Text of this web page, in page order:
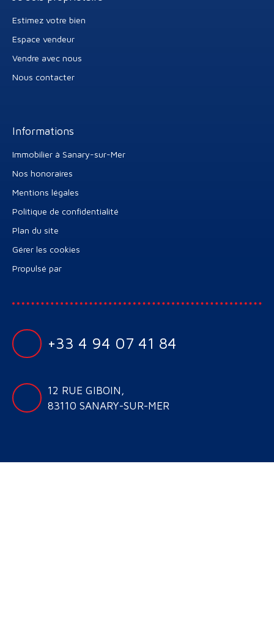
Estimez votre bien
Espace vendeur
Vendre avec nous
Nous contacter
Informations
Immobilier à Sanary-sur-Mer
Nos honoraires
Mentions légales
Politique de confidentialité
Plan du site
Gérer les cookies
Propulsé par
+33 4 94 07 41 84
12 RUE GIBOIN,
83110 SANARY-SUR-MER